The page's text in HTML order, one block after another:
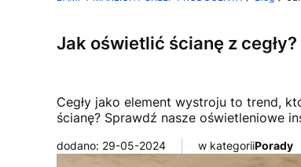
Jak oświetlić ścianę z
Cegły jako element wystroju to trend,
ścianę? Sprawdź nasze oświetleniowe
dodano: 29-05-2024 w kategoriiPorady